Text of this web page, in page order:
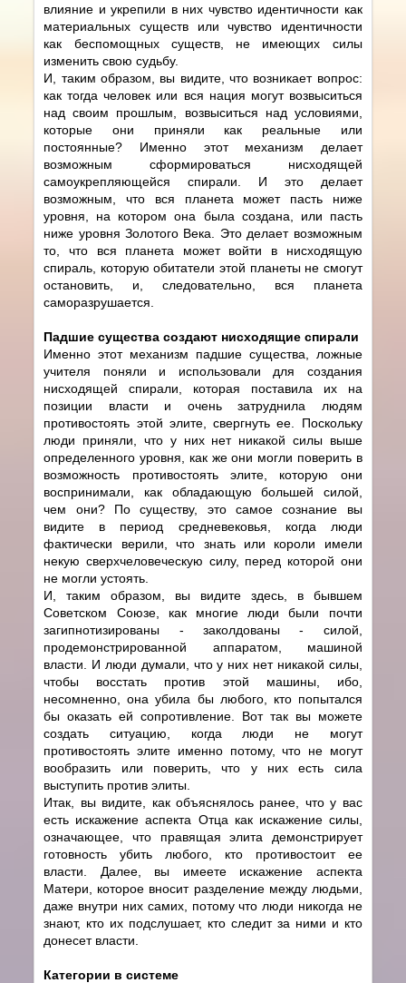
влияние и укрепили в них чувство идентичности как
материальных существ или чувство идентичности
как беспомощных существ, не имеющих силы
изменить свою судьбу.
И, таким образом, вы видите, что возникает вопрос:
как тогда человек или вся нация могут возвыситься
над своим прошлым, возвыситься над условиями,
которые они приняли как реальные или
постоянные? Именно этот механизм делает
возможным сформироваться нисходящей
самоукрепляющейся спирали. И это делает
возможным, что вся планета может пасть ниже
уровня, на котором она была создана, или пасть
ниже уровня Золотого Века. Это делает возможным
то, что вся планета может войти в нисходящую
спираль, которую обитатели этой планеты не смогут
остановить, и, следовательно, вся планета
саморазрушается.
Падшие существа создают нисходящие спирали
Именно этот механизм падшие существа, ложные
учителя поняли и использовали для создания
нисходящей спирали, которая поставила их на
позиции власти и очень затруднила людям
противостоять этой элите, свергнуть ее. Поскольку
люди приняли, что у них нет никакой силы выше
определенного уровня, как же они могли поверить в
возможность противостоять элите, которую они
воспринимали, как обладающую большей силой,
чем они? По существу, это самое сознание вы
видите в период средневековья, когда люди
фактически верили, что знать или короли имели
некую сверхчеловеческую силу, перед которой они
не могли устоять.
И, таким образом, вы видите здесь, в бывшем
Советском Союзе, как многие люди были почти
загипнотизированы - заколдованы - силой,
продемонстрированной аппаратом, машиной
власти. И люди думали, что у них нет никакой силы,
чтобы восстать против этой машины, ибо,
несомненно, она убила бы любого, кто попытался
бы оказать ей сопротивление. Вот так вы можете
создать ситуацию, когда люди не могут
противостоять элите именно потому, что не могут
вообразить или поверить, что у них есть сила
выступить против элиты.
Итак, вы видите, как объяснялось ранее, что у вас
есть искажение аспекта Отца как искажение силы,
означающее, что правящая элита демонстрирует
готовность убить любого, кто противостоит ее
власти. Далее, вы имеете искажение аспекта
Матери, которое вносит разделение между людьми,
даже внутри них самих, потому что люди никогда не
знают, кто их подслушает, кто следит за ними и кто
донесет власти.
Категории в системе